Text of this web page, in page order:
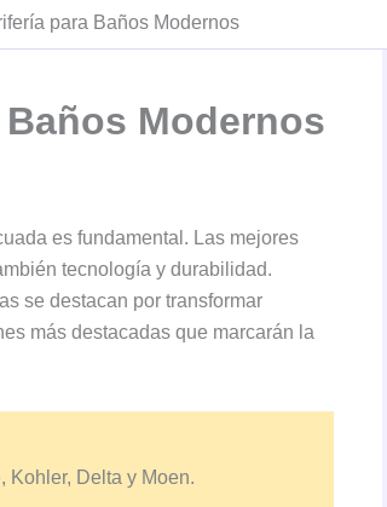
para Baños Modernos
Modernos
es fundamental. Las mejores
tecnología y durabilidad.
se destacan por transformar
más destacadas que marcarán la
Kohler, Delta y Moen.